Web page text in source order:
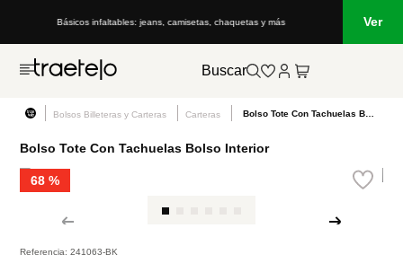
Básicos infaltables: jeans, camisetas, chaquetas y más Ver
Buscar
Bolsos Billeteras y Carteras Carteras
Bolso Tote Con Tachuelas Bolso Interior
68 %
Referencia:241063-BK